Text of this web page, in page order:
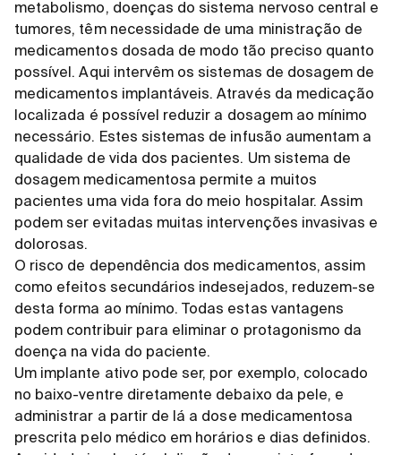
metabolismo, doenças do sistema nervoso central e
tumores, têm necessidade de uma ministração de
medicamentos dosada de modo tão preciso quanto
possível. Aqui intervêm os sistemas de dosagem de
medicamentos implantáveis. Através da medicação
localizada é possível reduzir a dosagem ao mínimo
necessário. Estes sistemas de infusão aumentam a
qualidade de vida dos pacientes. Um sistema de
dosagem medicamentosa permite a muitos
pacientes uma vida fora do meio hospitalar. Assim
podem ser evitadas muitas intervenções invasivas e
dolorosas.
O risco de dependência dos medicamentos, assim
como efeitos secundários indesejados, reduzem-se
desta forma ao mínimo. Todas estas vantagens
podem contribuir para eliminar o protagonismo da
doença na vida do paciente.
Um implante ativo pode ser, por exemplo, colocado
no baixo-ventre diretamente debaixo da pele, e
administrar a partir de lá a dose medicamentosa
prescrita pelo médico em horários e dias definidos.